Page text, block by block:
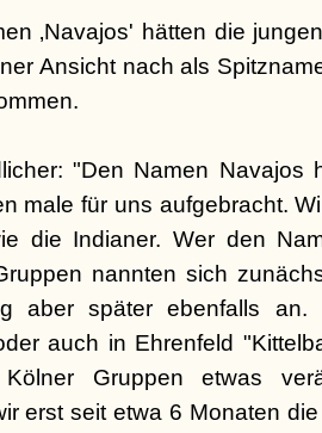
‚Navajos' hätten die
Ansicht nach als
"Den Namen Navajos
male für uns aufgebracht.
die Indianer. Wer den
nannten sich
aber später ebenfalls
auch in Ehrenfeld
Gruppen etwas
erst seit etwa 6 Monaten